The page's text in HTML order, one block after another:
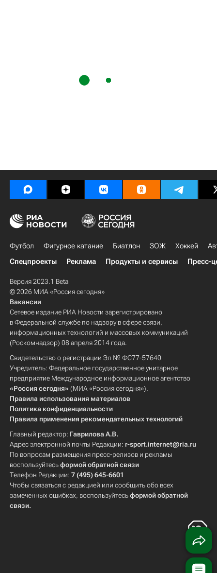
Футбол Фигурное катание Биатлон ЗОЖ Хоккей
Спецпроекты
Реклама Продукты и сервисы Пресс-
Версия 2023.1 Beta
© 2026 МИА «Россия сегодня»
Вакансии
Сетевое издание РИА Новости зарегистрировано
в Федеральной службе по надзору в сфере связи,
информационных технологий и массовых коммуникаций
(Роскомнадзор) 08 апреля 2014 года.
Свидетельство о регистрации Эл № ФС77-57640
Учредитель: Федеральное государственное унитарное
предприятие Международное информационное агентство
«Россия сегодня» (МИА «Россия сегодня»).
Правила использования материалов
Политика конфиденциальности
Правила применения рекомендательных технологий
Главный редактор: Гаврилова А.В.
Адрес электронной почты Редакции: r-sport.internet@ria.ru
По вопросам размещения пресс-релизов и рекламы
воспользуйтесьформой обратной связи
Телефон Редакции: 7 (495) 645-6601
Чтобы связаться с редакцией или сообщить обо всех
замеченных ошибках, воспользуйтесьформой обратной
связи.